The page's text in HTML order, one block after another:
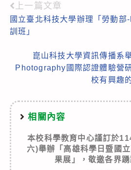
Read
more
上一篇文章
國立臺北科技大學辦理「勞動
訓班」
崑山科技大學資訊傳播系
Photography國際認證體驗營
校有興趣
相關內容
本校科學教育中心謹訂於
六)舉辦「高雄科學日暨國
果展」，敬邀各界踴